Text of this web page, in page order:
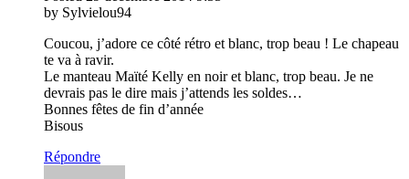
by Sylvielou94
Coucou, j’adore ce côté rétro et blanc, trop beau ! Le chapeau
te va à ravir.
Le manteau Maïté Kelly en noir et blanc, trop beau. Je ne
devrais pas le dire mais j’attends les soldes…
Bonnes fêtes de fin d’année
Bisous
Répondre